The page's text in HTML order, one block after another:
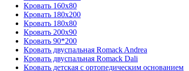
Кровать 160x80
Кровать 180x200
Кровать 180x80
Кровать 200x90
Кровать 90*200
Кровать двуспальная Romack Andrea
Кровать двуспальная Romack Dali
Кровать детская с ортопедическим основанием